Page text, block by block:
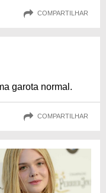
COMPARTILHAR
garota normal.
COMPARTILHAR